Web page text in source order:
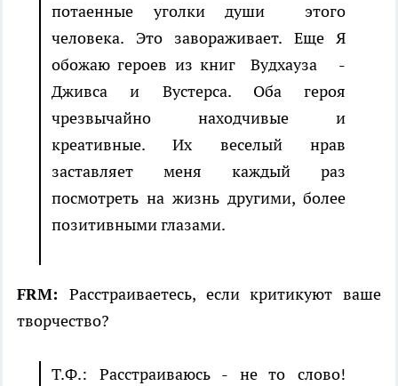
потаенные уголки души этого
человека. Это завораживает. Еще Я
обожаю героев из книг Вудхауза -
Дживса и Вустерса. Оба героя
чрезвычайно находчивые и
креативные. Их веселый нрав
заставляет меня каждый раз
посмотреть на жизнь другими, более
позитивными глазами.
FRM: Расстраиваетесь, если критикуют ваше
творчество?
Т.Ф.: Расстраиваюсь - не то слово!